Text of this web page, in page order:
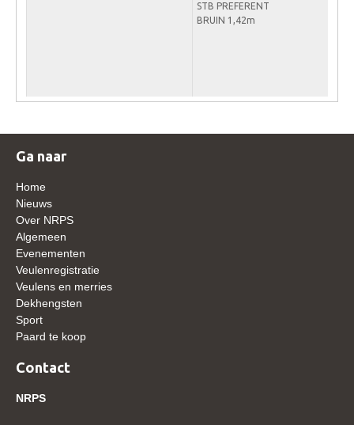
Verrichtingsonderzoek 2023-2024
Verrichtingsonderzoek 2020-2021
Sport
Inloggen
CONTACT
REGIO'S
Regio Noord
STB PREFERENT
BRUIN 1,42m
Ga naar
Home
Nieuws
Over NRPS
Algemeen
Evenementen
Veulenregistratie
Veulens en merries
Dekhengsten
Sport
Paard te koop
Contact
NRPS